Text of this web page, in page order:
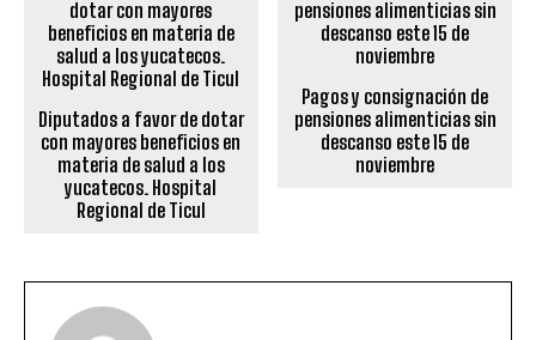
Diputados a favor de dotar
con mayores beneficios en
materia de salud a los
yucatecos. Hospital
Regional de Ticul
Pagos y consignación de
pensiones alimenticias sin
descanso este 15 de
noviembre